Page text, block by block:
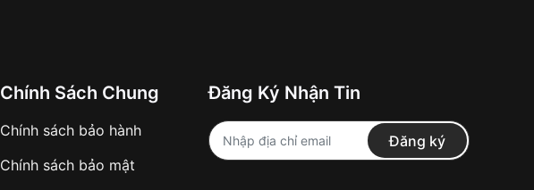
Chính Sách Chung
Chính sách bảo hành
Chính sách bảo mật
Đăng Ký Nhận Tin
Đăng ký